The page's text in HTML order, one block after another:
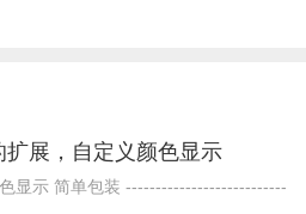
扩展，自定义颜色显示
显示 简单包装 ---------------------------